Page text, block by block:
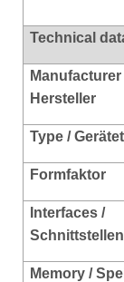
Technical
Manufacturer
Hersteller
Type /
Formfaktor
Interfaces /
Schnittstellen
Memory /